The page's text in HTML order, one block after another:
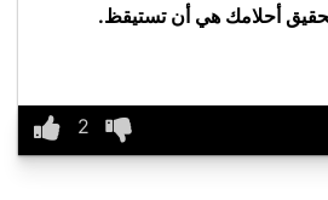
أحلامك هي أن تستيقظ.